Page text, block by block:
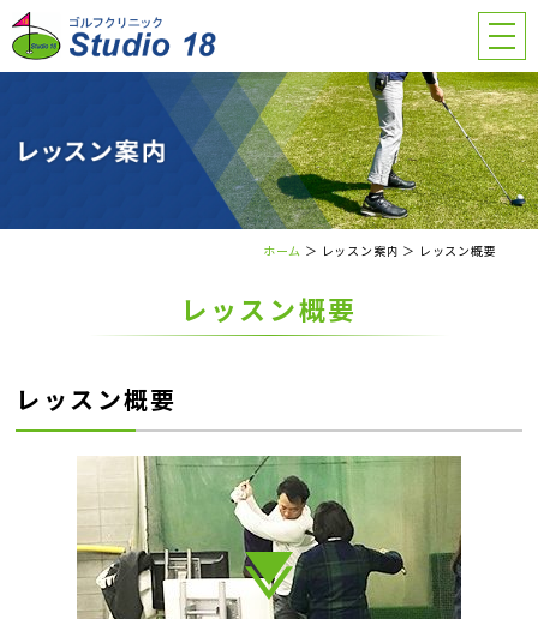
ホーム ＞ レッスン案内 ＞ レッスン概要
レッスン概要
レッスン概要